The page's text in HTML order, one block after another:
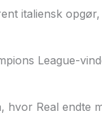
italiensk
League-
Real endte